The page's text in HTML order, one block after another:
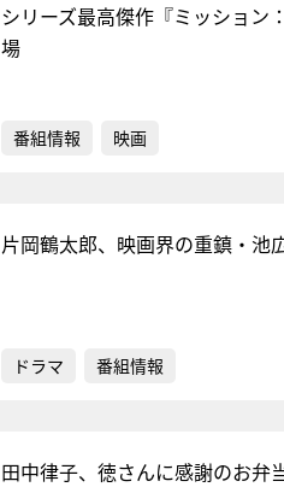
シリーズ最高傑作『ミッション
場
番組情報 映画
片岡鶴太郎、映画界の重鎮・池
ドラマ 番組情報
田中律子、徳さんに感謝のお弁